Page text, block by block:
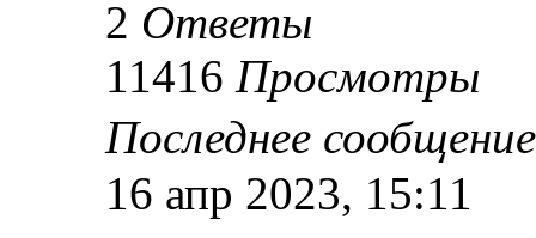
2 Ответы
11416 Просмотры
Последнее
16 апр 2023, 15:11